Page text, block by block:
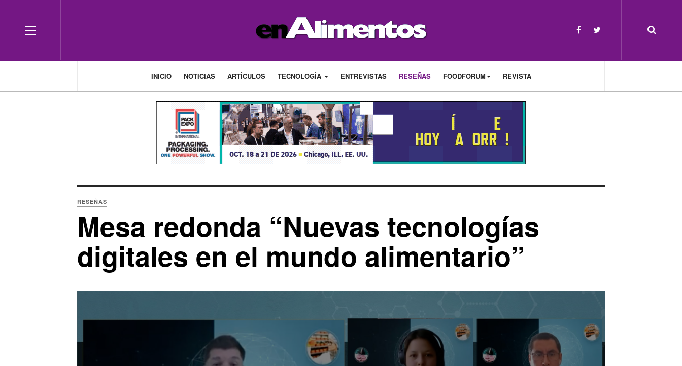
OFF CANVAS
INICIO NOTICIAS ARTÍCULOS TECNOLOGÍA ENTREVISTAS RESEÑAS FOODFORUM REVISTA
RESEÑAS
Mesa redonda “Nuevas tecnologías
digitales en el mundo alimentario”